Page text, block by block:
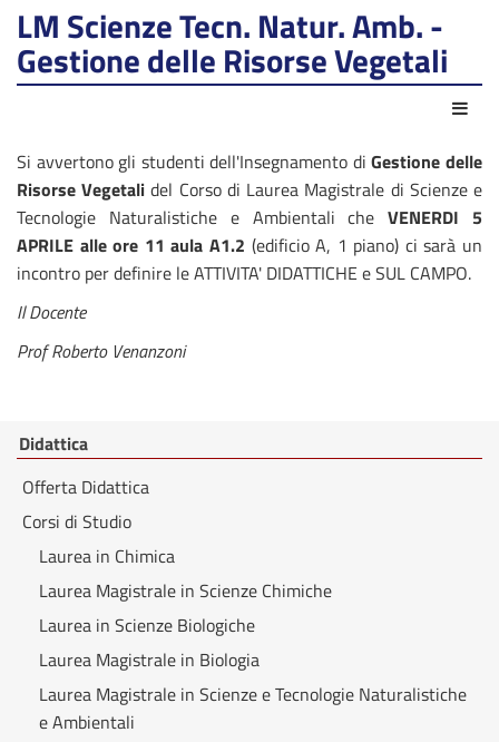
LM Scienze Tecn. Natur. Amb. -
Gestione delle Risorse Vegetali
Si avvertono gli studenti dell'Insegnamento diGestione delle
Risorse Vegetali del Corso di Laurea Magistrale di Scienze e
Tecnologie Naturalistiche e Ambientali cheVENERDI 5
APRILE alle ore 11 aula A1.2 (edificio A, 1 piano) ci sarà un
incontro per definire le ATTIVITA' DIDATTICHE e SUL CAMPO.
Il Docente
Prof Roberto Venanzoni
Didattica
Offerta Didattica
Corsi di Studio
Laurea in Chimica
Laurea Magistrale in Scienze Chimiche
Laurea in Scienze Biologiche
Laurea Magistrale in Biologia
Laurea Magistrale in Scienze e Tecnologie Naturalistiche
e Ambientali